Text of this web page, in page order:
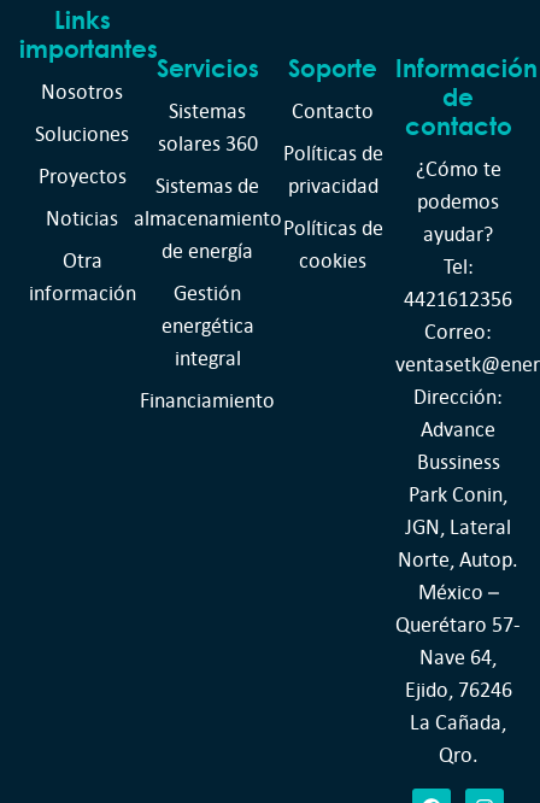
Links
importantes
Nosotros
Soluciones
Proyectos
Noticias
Otra
información
Servicios
Sistemas
solares 360
Sistemas de
almacenamiento
de energía
Gestión
energética
integral
Financiamiento
Soporte
Contacto
Políticas de
privacidad
Políticas de
cookies
Información
de
contacto
¿Cómo te
podemos
ayudar?
Tel:
4421612356
Correo:
Dirección:
Advance
Bussiness
Park Conin,
JGN, Lateral
Norte, Autop.
México –
Querétaro 57-
Nave 64,
Ejido, 76246
La Cañada,
Qro.